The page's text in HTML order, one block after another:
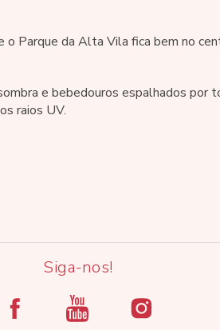
o Parque da Alta Vila fica bem no
e bebedouros espalhados por
raios UV.
Siga-nos!